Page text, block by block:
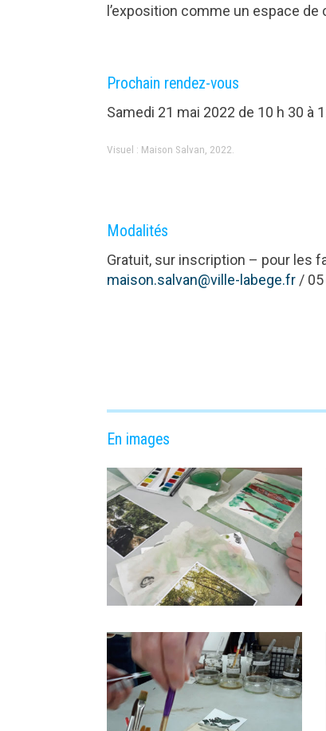
l’exposition comme un espace
Prochain rendez-vous
Samedi 21 mai 2022 de 10 h 30 à
Visuel : Maison Salvan, 2022.
Modalités
Gratuit, sur inscription – pour les
maison.salvan@ville-labege.fr /
En images